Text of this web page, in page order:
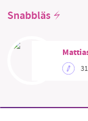
Snabbläs
SMB